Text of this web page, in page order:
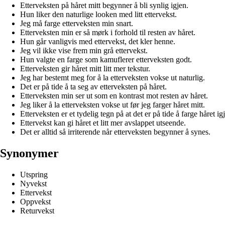
Etterveksten på håret mitt begynner å bli synlig igjen.
Hun liker den naturlige looken med litt ettervekst.
Jeg må farge etterveksten min snart.
Etterveksten min er så mørk i forhold til resten av håret.
Hun går vanligvis med ettervekst, det kler henne.
Jeg vil ikke vise frem min grå ettervekst.
Hun valgte en farge som kamuflerer etterveksten godt.
Etterveksten gir håret mitt litt mer tekstur.
Jeg har bestemt meg for å la etterveksten vokse ut naturlig.
Det er på tide å ta seg av etterveksten på håret.
Etterveksten min ser ut som en kontrast mot resten av håret.
Jeg liker å la etterveksten vokse ut før jeg farger håret mitt.
Etterveksten er et tydelig tegn på at det er på tide å farge håret
Ettervekst kan gi håret et litt mer avslappet utseende.
Det er alltid så irriterende når etterveksten begynner å synes.
Synonymer
Utspring
Nyvekst
Ettervekst
Oppvekst
Returvekst